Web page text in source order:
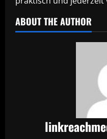
ABOUT THE AUTHOR